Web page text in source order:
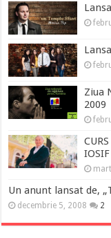
Ziua
2009
Un anunt lansat de,
decembrie 5, 2008 2